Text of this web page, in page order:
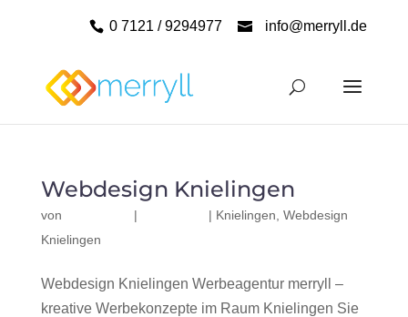
0 7121 / 9294977 info@merryll.de
Webdesign Knielingen
von | | Knielingen Webdesign
Knielingen
Webdesign Knielingen Werbeagentur merryll –
kreative Werbekonzepte im Raum Knielingen Sie